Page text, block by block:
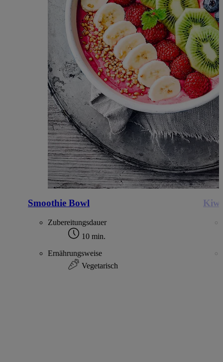
Smoothie Bowl
Zubereitungsdauer
10 min.
Ernährungsweise
Vegetarisch